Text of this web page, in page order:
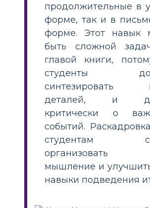
продолжительные в
форме, так и в
форме. Этот навык
быть сложной
главой книги,
студенты
синтезировать
деталей, и
критически о
событий.
студентам
организовать
мышление и
навыки подведения